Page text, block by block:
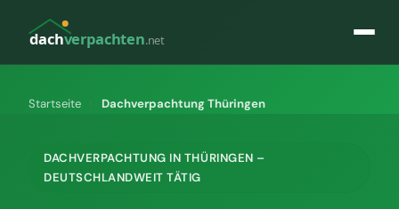
dachverpachten.net
Startseite › Dachverpachtung Thüringen
DACHVERPACHTUNG IN THÜRINGEN –
DEUTSCHLANDWEIT TÄTIG